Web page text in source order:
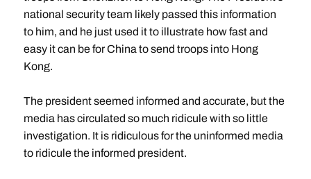
national security team likely passed this information
to him, and he just used it to illustrate how fast and
easy it can be for China to send troops into Hong
Kong.
The president seemed informed and accurate, but the
media has circulated so much ridicule with so little
investigation. It is ridiculous for the uninformed media
to ridicule the informed president.